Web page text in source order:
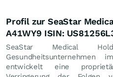
Profil zur SeaStar
A41WY9 ISIN:
SeaStar Medical
Gesundheitsunternehmen
entwickelt eine